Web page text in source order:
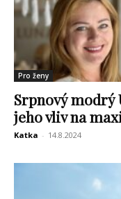
Pro ženy
Srpnový modrý
jeho vliv na
Katka - 14.8.2024